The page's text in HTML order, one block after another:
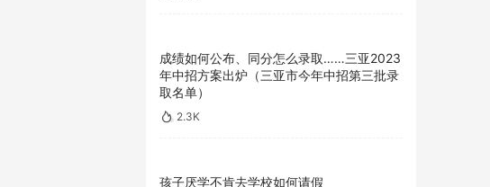
成绩如何公布、同分怎么录取……三亚2023
年中招方案出炉（三亚市今年中招第三批录
取名单）
2.3K
孩子厌学不肯去学校如何请假